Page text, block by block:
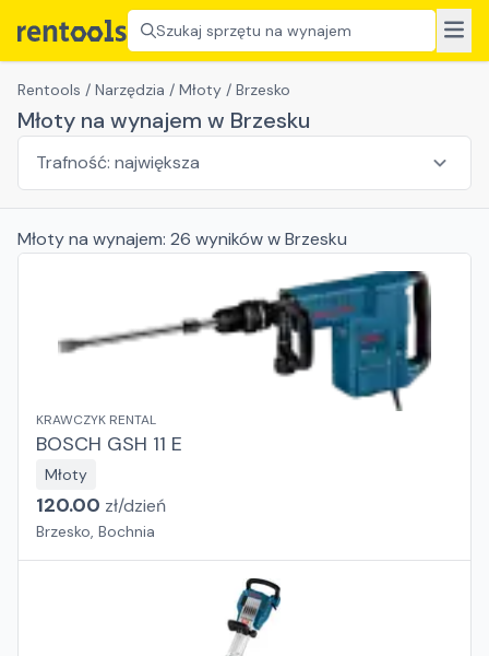
Szukaj sprzętu na wynajem
Rentools / Narzędzia / Młoty / Brzesko
Młoty na wynajem w Brzesku
Młotyna wynajem: 26 wynikóww Brzesku
KRAWCZYK RENTAL
BOSCH GSH 11 E
Młoty
120.00 zł/dzień
Brzesko, Bochnia